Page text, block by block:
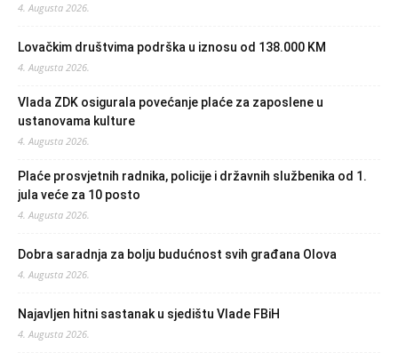
4. Augusta 2026.
Lovačkim društvima podrška u iznosu od 138.000 KM
4. Augusta 2026.
Vlada ZDK osigurala povećanje plaće za zaposlene u
ustanovama kulture
4. Augusta 2026.
Plaće prosvjetnih radnika, policije i državnih službenika od 1.
jula veće za 10 posto
4. Augusta 2026.
Dobra saradnja za bolju budućnost svih građana Olova
4. Augusta 2026.
Najavljen hitni sastanak u sjedištu Vlade FBiH
4. Augusta 2026.